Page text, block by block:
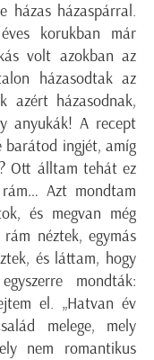
házas házaspárral.
korukban már
volt azokban az
házasodtak az
azért házasodnak,
anyukák! A recept
barátod ingjét, amíg
Ott álltam tehát ez
Azt mondtam
és megvan még
rám néztek, egymás
és láttam, hogy
mondták:
el. „Hatvan év
melege, mely
nem romantikus